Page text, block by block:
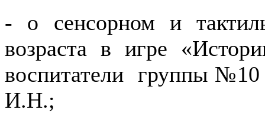
- о сенсорном и
возраста в игре
воспитатели группы
И.Н.;